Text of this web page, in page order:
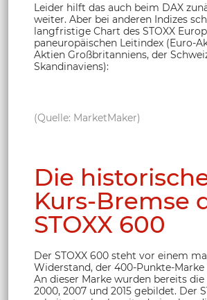
Leider hilft das auch beim DAX
weiter. Aber bei anderen Indizes
langfristige Chart des STOXX
paneuropäischen Leitindex (Euro-
Aktien Großbritanniens, der
Skandinaviens):
(Quelle: MarketMaker)
Die
Kurs-Bremse
STOXX 600
Der STOXX 600 steht vor einem
Widerstand, der 400-Punkte-Marke
An dieser Marke wurden bereits
2000, 2007 und 2015 gebildet. Der